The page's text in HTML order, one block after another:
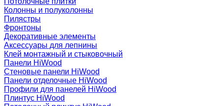
Колонны и полуколонны
Пилястры
Фронтоны
Декоративные элементы
Аксессуары для лепнины
Клей монтажный и стыковочный
Панели HiWood
Стеновые панели HiWood
Панели отделочные HiWood
Профили для панелей HiWood
Плинтус HiWood